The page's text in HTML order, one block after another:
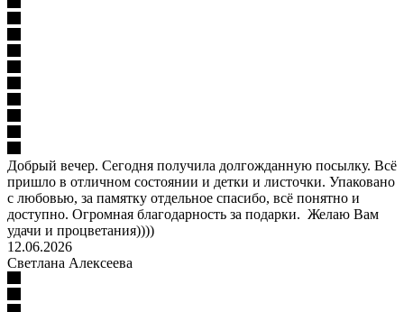
Добрый вечер. Сегодня получила долгожданную посылку. Всё
пришло в отличном состоянии и детки и листочки. Упаковано
с любовью, за памятку отдельное спасибо, всё понятно и
доступно. Огромная благодарность за подарки. Желаю Вам
удачи и процветания))))
12.06.2026
Светлана Алексеева